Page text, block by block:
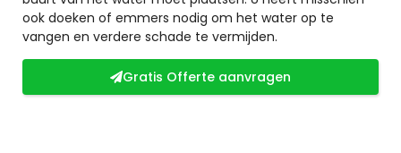
ook doeken of emmers nodig om het water op te
vangen en verdere schade te vermijden.
Gratis Offerte aanvragen